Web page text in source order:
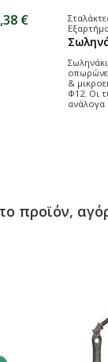
€
&
Φ12. Οι
ανάλογα
προϊόν,